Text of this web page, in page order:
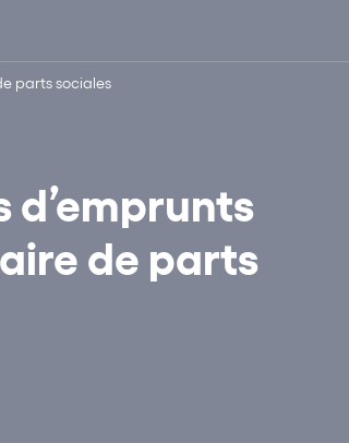
parts sociales
de parts